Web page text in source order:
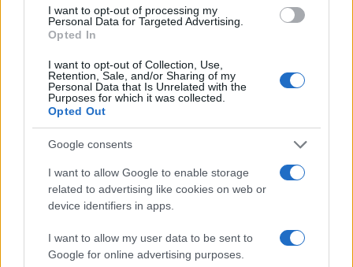
I want to opt-out of processing my
Personal Data for Targeted Advertising.
Opted In
I want to opt-out of Collection, Use,
Retention, Sale, and/or Sharing of my
Personal Data that Is Unrelated with the
Purposes for which it was collected.
Opted Out
Google consents
I want to allow Google to enable storage
related to advertising like cookies on web or
device identifiers in apps.
I want to allow my user data to be sent to
Google for online advertising purposes.
Condividi l'articolo
F
a
ce
b
o
o
k
T
w
it
te
r
n
te
re
st
h
at
s
p
p
h
a
re
Articolo precedente
NOTIZIE RECENTI
Le previsioni meteo per il weekend a Olbia e in
Gallura